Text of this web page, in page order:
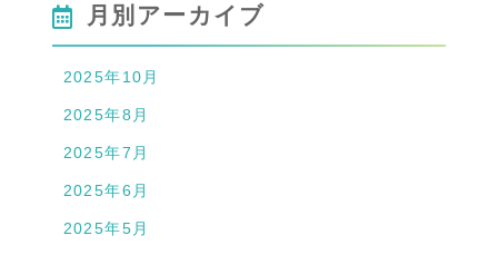
月別アーカイブ
2025年10月
2025年8月
2025年7月
2025年6月
2025年5月